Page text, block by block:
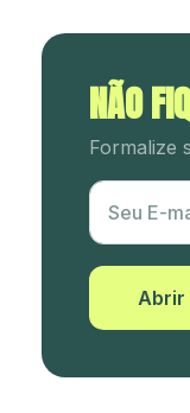
NÃO
Formalize
Utm
Seu E-
Abrir